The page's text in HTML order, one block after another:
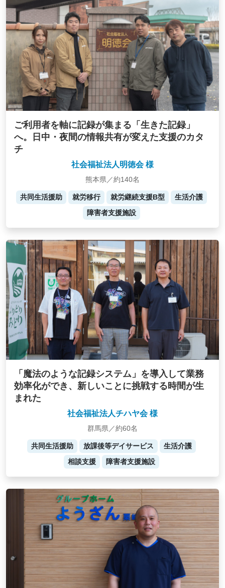
ご利用者を軸に記録が集まる「生きた記録」
へ。日中・夜間の情報共有が変えた支援のカタ
チ
社会福祉法人明徳会 様
熊本県／約140名
共同生活援助 就労移行 就労継続支援B型
生活介護
障害者支援施設
「魔法のような記録システム」を導入して業務
効率化ができ、新しいことに挑戦する時間が生
まれた
社会福祉法人チハヤ会 様
群馬県／約60名
共同生活援助 放課後等デイサービス
生活介護
相談支援
障害者支援施設